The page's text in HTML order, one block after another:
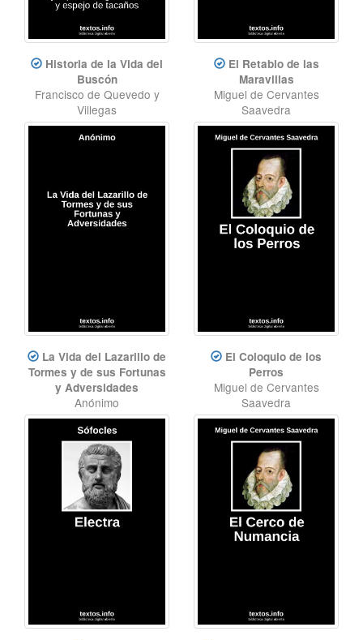
Historia de la Vida del
Buscón
Francisco de Quevedo y
Villegas
Novela,Clásico
El Retablo de las
Maravillas
Miguel de Cervantes
Saavedra
Teatro,Clásico
La Vida del Lazarillo de
Tormes y de sus Fortunas
y Adversidades
Anónimo
Novela,Clásico
El Coloquio de los
Perros
Miguel de Cervantes
Saavedra
Teatro,Diálogo,Clásico